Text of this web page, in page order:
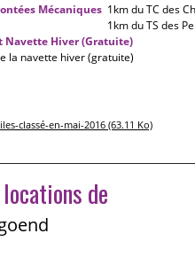
Mécaniques 1kmdu TC des
1kmdu TS des
Navette Hiver (Gratuite)
la navette hiver (gratuite)
classé-en-mai-2016 (63.11 Ko)
de